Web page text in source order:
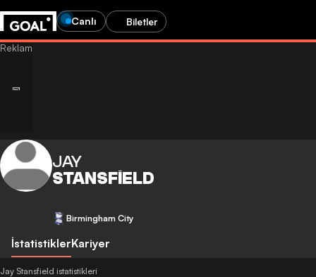
Canlı Biletler
JAY
STANSFIELD
Birmingham City
İstatistiklerKariyer
Jay Stansfield istatistikleri